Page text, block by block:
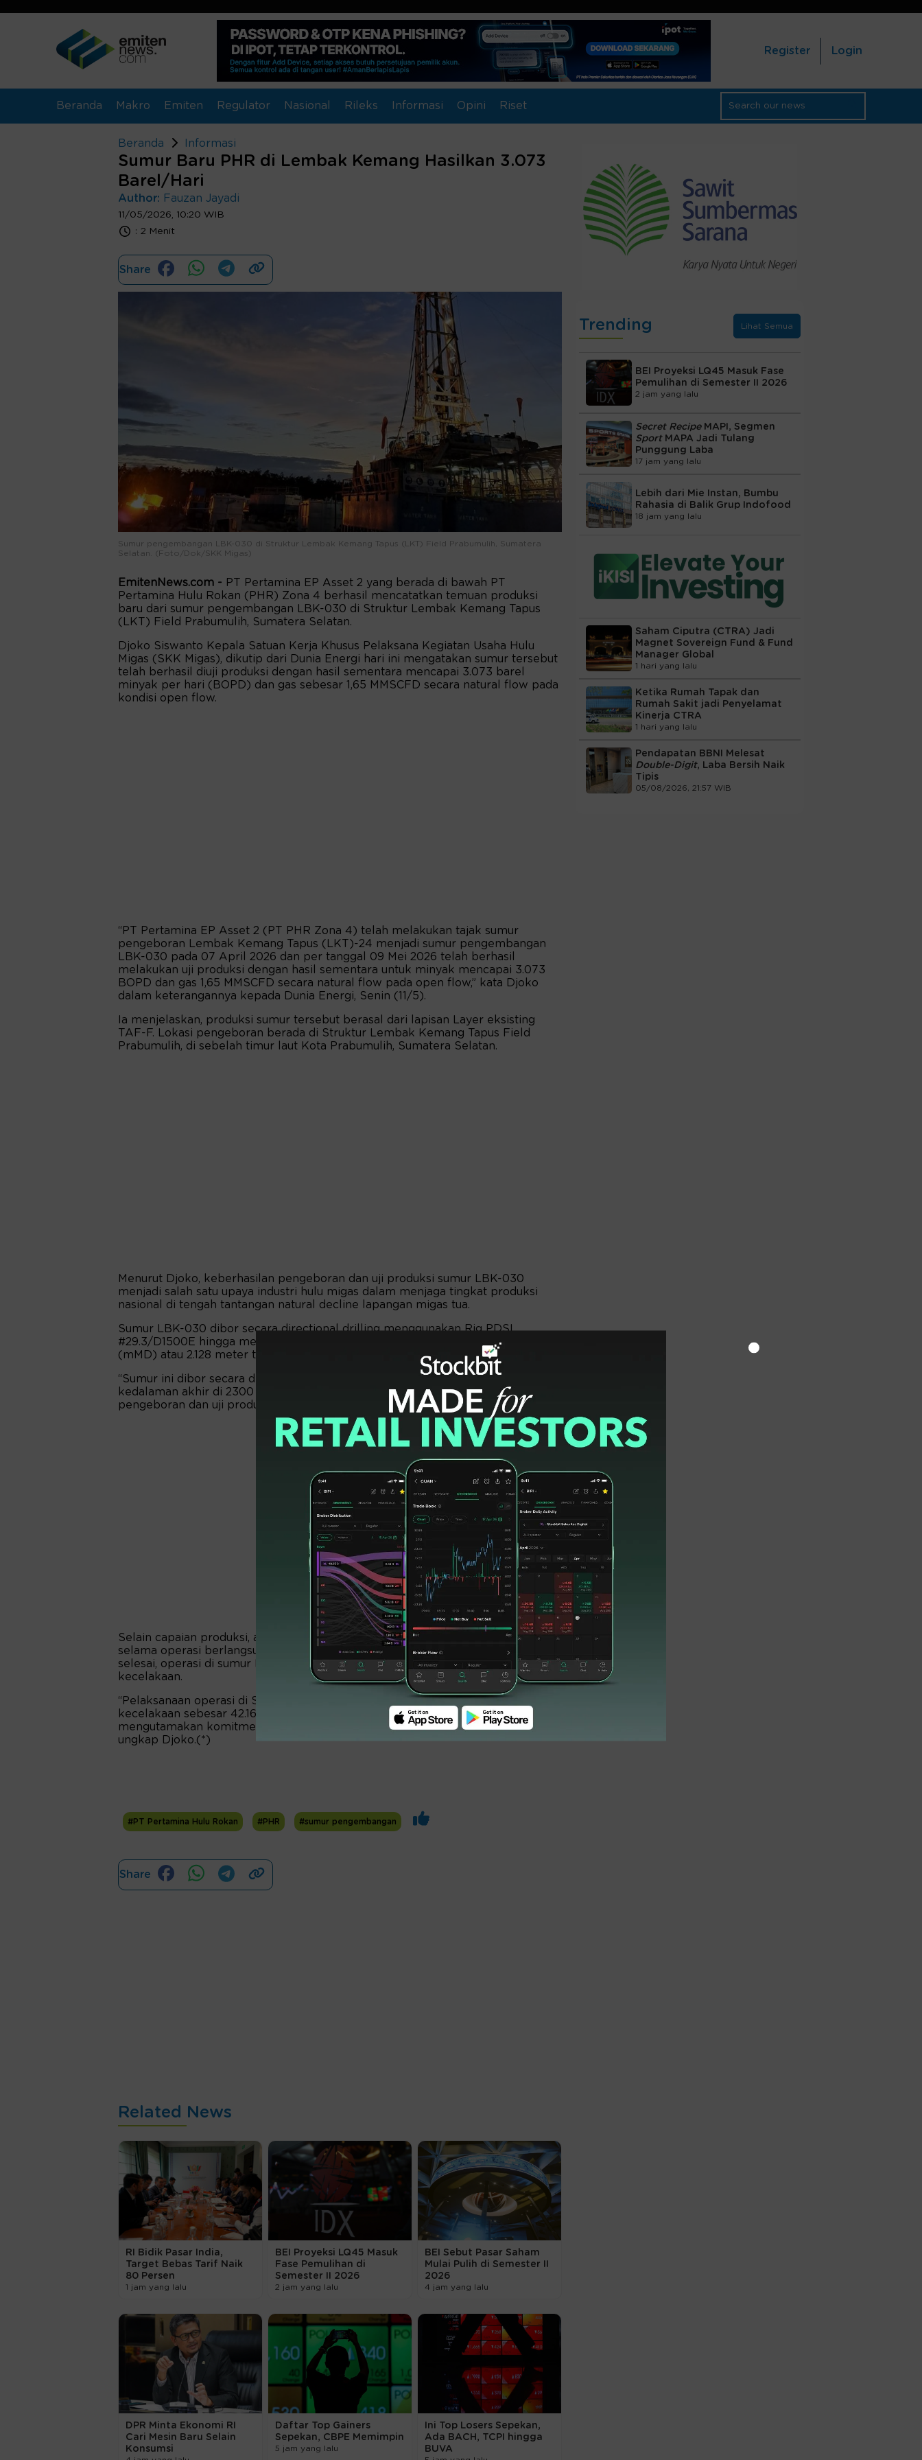
Register Login
Beranda Makro Emiten Regulator Nasional Rileks Informasi Opini Riset
Beranda Informasi
Sumur Baru PHR di Lembak Kemang Hasilkan 3.073
Barel/Hari
Author: Fauzan Jayadi
11/05/2026, 10:20 WIB
: 2 Menit
Share
Sumur pengembangan LBK-030 di Struktur Lembak Kemang Tapus (LKT) Field Prabumulih, Sumatera
Selatan. (Foto/Dok/SKK Migas)
EmitenNews.com - PT Pertamina EP Asset 2 yang berada di bawah PT
Pertamina Hulu Rokan (PHR) Zona 4 berhasil mencatatkan temuan produksi
baru dari sumur pengembangan LBK-030 di Struktur Lembak Kemang Tapus
(LKT) Field Prabumulih, Sumatera Selatan.
Djoko Siswanto Kepala Satuan Kerja Khusus Pelaksana Kegiatan Usaha Hulu
Migas (SKK Migas), dikutip dari Dunia Energi hari ini mengatakan sumur tersebut
telah berhasil diuji produksi dengan hasil sementara mencapai 3.073 barel
minyak per hari (BOPD) dan gas sebesar 1,65 MMSCFD secara natural flow pada
kondisi open flow.
“PT Pertamina EP Asset 2 (PT PHR Zona 4) telah melakukan tajak sumur
pengeboran Lembak Kemang Tapus (LKT)-24 menjadi sumur pengembangan
LBK-030 pada 07 April 2026 dan per tanggal 09 Mei 2026 telah berhasil
melakukan uji produksi dengan hasil sementara untuk minyak mencapai 3.073
BOPD dan gas 1,65 MMSCFD secara natural flow pada open flow,” kata Djoko
dalam keterangannya kepada Dunia Energi, Senin (11/5).
Ia menjelaskan, produksi sumur tersebut berasal dari lapisan Layer eksisting
TAF-F. Lokasi pengeboran berada di Struktur Lembak Kemang Tapus Field
Prabumulih, di sebelah timur laut Kota Prabumulih, Sumatera Selatan.
Menurut Djoko, keberhasilan pengeboran dan uji produksi sumur LBK-030
menjadi salah satu upaya industri hulu migas dalam menjaga tingkat produksi
nasional di tengah tantangan natural decline lapangan migas tua.
Sumur LBK-030 dibor secara directional drilling menggunakan Rig PDSI
#29.3/D1500E hingga mencapai kedalaman akhir 2.300 meter measured depth
(mMD) atau 2.128 meter true vertical depth (mTVD).
“Sumur ini dibor secara directional menggunakan Rig PDSI #29.3/D1500E hingga
kedalaman akhir di 2300 mMD/2128 mTVD dalam total waktu 33 hari untuk fase
pengeboran dan uji produksi hingga tanggal 09 Mei 2026,” ujar Djoko.
Selain capaian produksi, aspek keselamatan kerja juga menjadi perhatian utama
selama operasi berlangsung. Hingga proses pengeboran dan pengujian produksi
selesai, operasi di sumur LBK-030 tercatat mencapai 42.168 jam kerja tanpa
kecelakaan.
“Pelaksanaan operasi di Sumur LBK-030 (LKT-24) telah tercatat jam kerja tanpa
kecelakaan sebesar 42.168 jam sejak pertama kali ditajak tersebut, yang selalu
mengutamakan komitmen terhadap aspek HSSE dan operational excellent,”
ungkap Djoko.(*)
#PT Pertamina Hulu Rokan #PHR #sumur pengembangan
Share
Related News
RI Bidik Pasar India,
Target Bebas Tarif Naik
80 Persen
1 jam yang lalu
BEI Proyeksi LQ45 Masuk
Fase Pemulihan di
Semester II 2026
2 jam yang lalu
BEI Sebut Pasar Saham
Mulai Pulih di Semester II
2026
4 jam yang lalu
DPR Minta Ekonomi RI
Cari Mesin Baru Selain
Konsumsi
Daftar Top Gainers
Sepekan, CBPE Memimpin
5 jam yang lalu
Ini Top Losers Sepekan,
Ada BACH, TCPI hingga
BUVA
Trending Lihat Semua
BEI Proyeksi LQ45 Masuk Fase
Pemulihan di Semester II 2026
2 jam yang lalu
Secret RecipeMAPI, Segmen
Sport MAPA Jadi Tulang
Punggung Laba
17 jam yang lalu
Lebih dari Mie Instan, Bumbu
Rahasia di Balik Grup Indofood
18 jam yang lalu
Saham Ciputra (CTRA) Jadi
Magnet Sovereign Fund & Fund
Manager Global
1 hari yang lalu
Ketika Rumah Tapak dan
Rumah Sakit jadi Penyelamat
Kinerja CTRA
1 hari yang lalu
Pendapatan BBNI Melesat
Double-Digit, Laba Bersih Naik
Tipis
05/08/2026, 21:57 WIB